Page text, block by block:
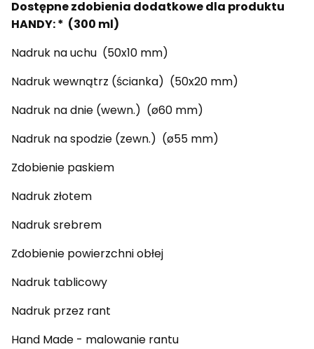
Dostępne zdobienia dodatkowe dla produktu
HANDY: * (300 ml)
Nadruk na uchu (50x10 mm)
Nadruk wewnątrz (ścianka) (50x20 mm)
Nadruk na dnie (wewn.) (ø60 mm)
Nadruk na spodzie (zewn.) (ø55 mm)
Zdobienie paskiem
Nadruk złotem
Nadruk srebrem
Zdobienie powierzchni obłej
Nadruk tablicowy
Nadruk przez rant
Hand Made - malowanie rantu